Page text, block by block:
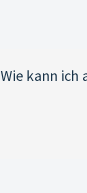
Wie kann ich